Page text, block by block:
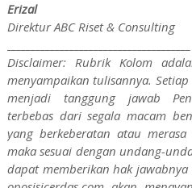
Erizal
Direktur ABC Riset & Consulting
Disclaimer: Rubrik Kolom
menyampaikan tulisannya.
menjadi tanggung jawab
terbebas dari segala macam
yang berkeberatan atau
maka sesuai dengan undang-
dapat memberikan hak